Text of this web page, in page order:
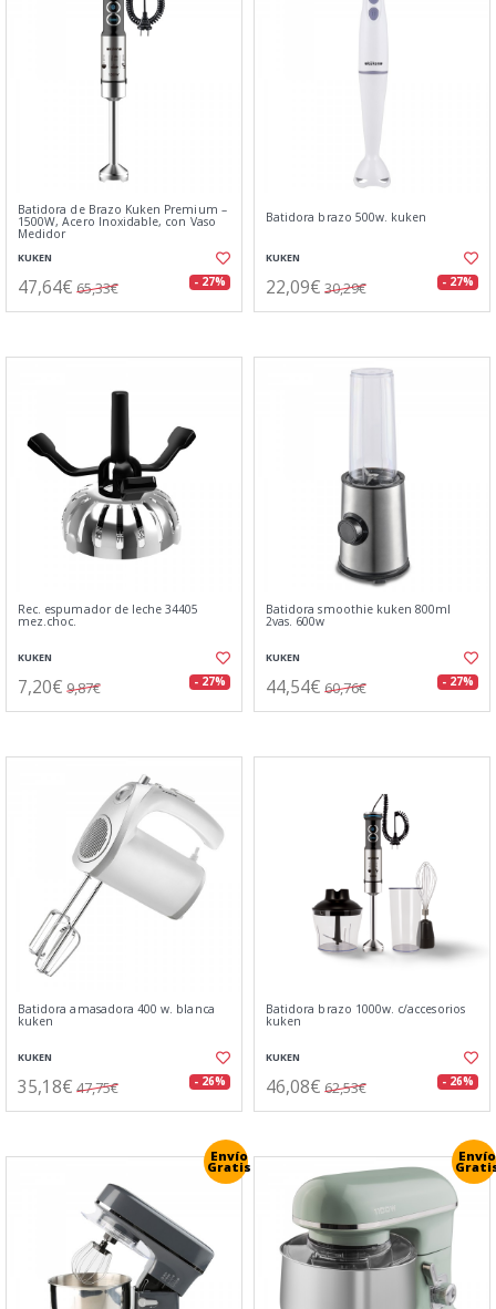
Batidora de Brazo Kuken Premium –
1500W, Acero Inoxidable, con Vaso
Medidor
KUKEN
47,64€ 65,33€ - 27%
Batidora brazo 500w. kuken
KUKEN
22,09€ 30,29€ - 27%
Rec. espumador de leche 34405
mez.choc.
KUKEN
7,20€ 9,87€ - 27%
Batidora smoothie kuken 800ml
2vas. 600w
KUKEN
44,54€ 60,76€ - 27%
Batidora amasadora 400 w. blanca
kuken
KUKEN
35,18€ 47,75€ - 26%
Batidora brazo 1000w. c/accesorios
kuken
KUKEN
46,08€ 62,53€ - 26%
Envío
Gratis
Envío